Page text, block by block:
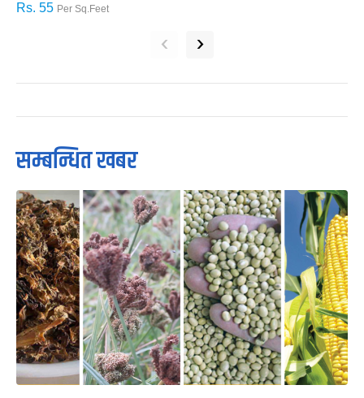
Rs. 55 Per Sq.Feet
‹ ›
सम्बन्धित खबर